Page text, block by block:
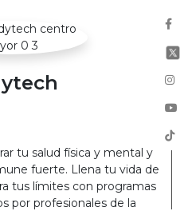
tu salud física y mental y
fuerte. Llena tu vida de
tus límites con programas
por profesionales de la